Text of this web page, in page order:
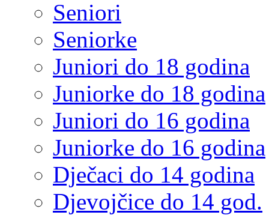
Seniori
Seniorke
Juniori do 18 godina
Juniorke do 18 godina
Juniori do 16 godina
Juniorke do 16 godina
Dječaci do 14 godina
Djevojčice do 14 god.